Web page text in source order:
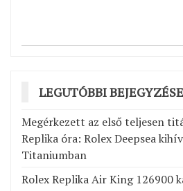
LEGUTÓBBI
Megérkezett az első teljesen
Replika óra: Rolex Deepsea
Titaniumban
Rolex Replika Air King 126900